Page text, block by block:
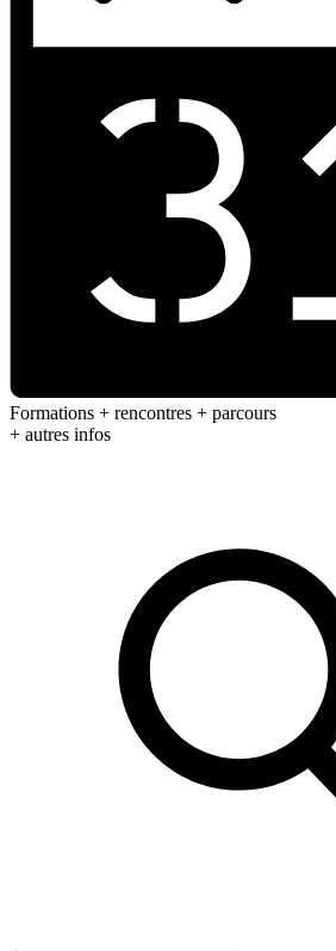
Formations + rencontres + parcours
+ autres infos